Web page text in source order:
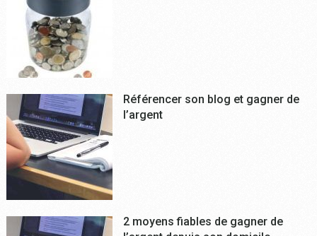
Référencer son blog et gagner de
l’argent
2 moyens fiables de gagner de